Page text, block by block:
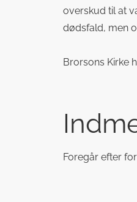
overskud til at
dødsfald, men
Brorsons Kirke
Foregår efter